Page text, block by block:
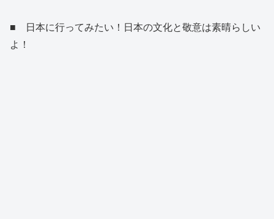
■ 日本に行ってみたい！日本の文化と敬意は素晴らしい
よ！